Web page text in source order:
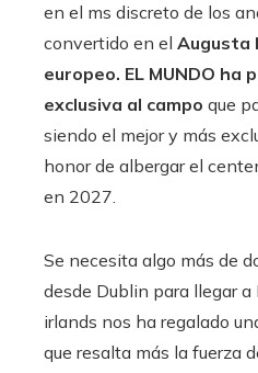
en el ms discreto de los
convertido en el Augusta
europeo. EL MUNDO ha
exclusiva al campo que
siendo el mejor y más
honor de albergar el
en 2027.
Se necesita algo más de
desde Dublin para llegar a
irlands nos ha regalado
que resalta más la fuerza